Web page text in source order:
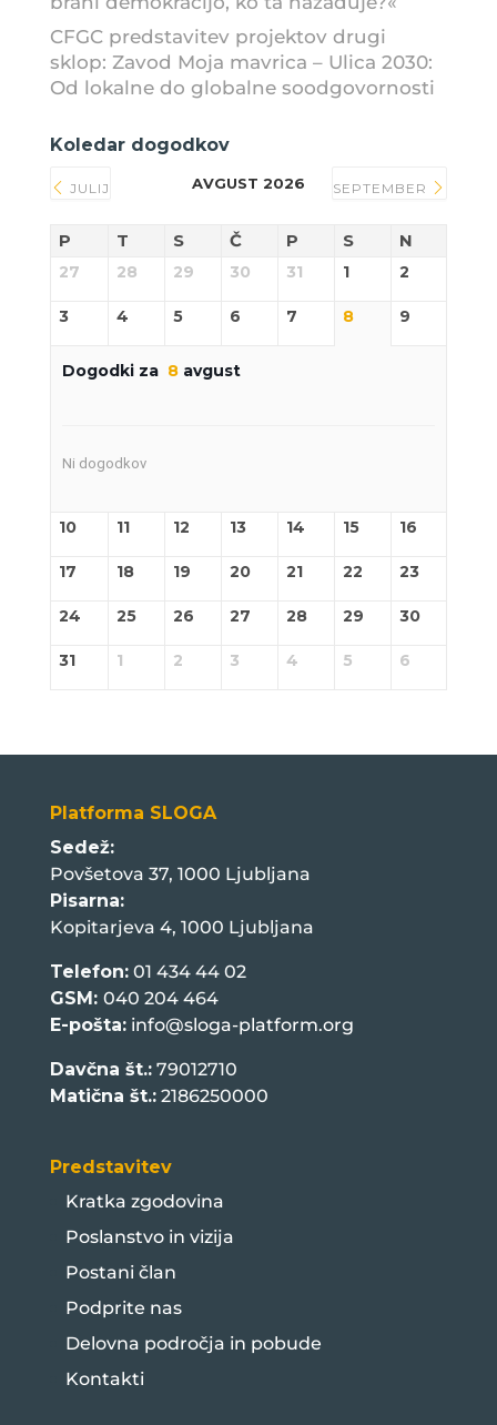
CFGC predstavitev projektov drugi
sklop: Zavod Moja mavrica – Ulica 2030:
Od lokalne do globalne soodgovornosti
Koledar dogodkov
JULIJ AVGUST 2026 SEPTEMBER
P T S Č P S N
27 28 29 30 31 1 2
3 4 5 6 7 8 9
Dogodki za 8avgust
Ni dogodkov
10 11 12 13 14 15 16
17 18 19 20 21 22 23
24 25 26 27 28 29 30
31 1 2 3 4 5 6
Platforma SLOGA
Sedež:
Povšetova 37, 1000 Ljubljana
Pisarna:
Kopitarjeva 4, 1000 Ljubljana
Telefon:01 434 44 02
GSM: 040 204 464
E-pošta: info@sloga-platform.org
Davčna št.:79012710
Matična št.:2186250000
Predstavitev
Kratka zgodovina
Poslanstvo in vizija
Postani član
Podprite nas
Delovna področja in pobude
Kontakti